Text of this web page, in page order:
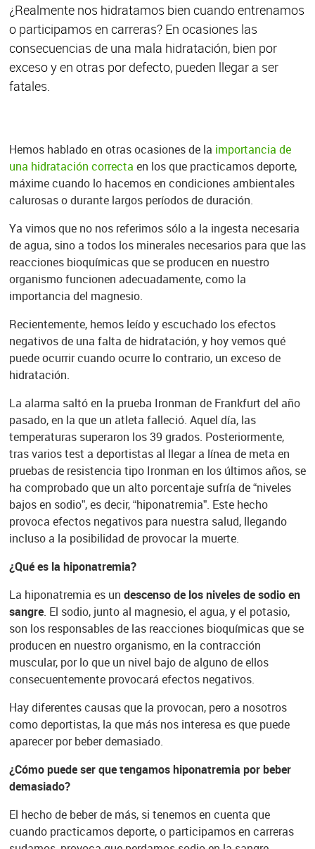
¿Realmente nos hidratamos bien cuando entrenamos
o participamos en carreras? En ocasiones las
consecuencias de una mala hidratación, bien por
exceso y en otras por defecto, pueden llegar a ser
fatales.
Hemos hablado en otras ocasiones de la importancia de
una hidratación correcta en los que practicamos deporte,
máxime cuando lo hacemos en condiciones ambientales
calurosas o durante largos períodos de duración.
Ya vimos que no nos referimos sólo a la ingesta necesaria
de agua, sino a todos los minerales necesarios para que las
reacciones bioquímicas que se producen en nuestro
organismo funcionen adecuadamente, como la
importancia del magnesio.
Recientemente, hemos leído y escuchado los efectos
negativos de una falta de hidratación, y hoy vemos qué
puede ocurrir cuando ocurre lo contrario, un exceso de
hidratación.
La alarma saltó en la prueba Ironman de Frankfurt del año
pasado, en la que un atleta falleció. Aquel día, las
temperaturas superaron los 39 grados. Posteriormente,
tras varios test a deportistas al llegar a línea de meta en
pruebas de resistencia tipo Ironman en los últimos años, se
ha comprobado que un alto porcentaje sufría de “niveles
bajos en sodio”, es decir, “hiponatremia”. Este hecho
provoca efectos negativos para nuestra salud, llegando
incluso a la posibilidad de provocar la muerte.
¿Qué es la hiponatremia?
La hiponatremia es un descenso de los niveles de sodio en
sangre. El sodio, junto al magnesio, el agua, y el potasio,
son los responsables de las reacciones bioquímicas que se
producen en nuestro organismo, en la contracción
muscular, por lo que un nivel bajo de alguno de ellos
consecuentemente provocará efectos negativos.
Hay diferentes causas que la provocan, pero a nosotros
como deportistas, la que más nos interesa es que puede
aparecer por beber demasiado.
¿Cómo puede ser que tengamos hiponatremia por beber
demasiado?
El hecho de beber de más, si tenemos en cuenta que
cuando practicamos deporte, o participamos en carreras